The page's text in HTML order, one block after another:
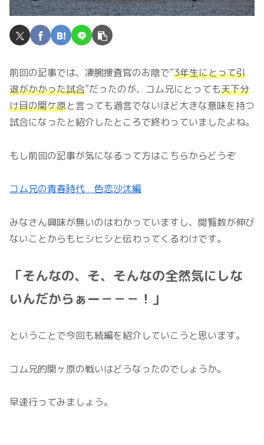
前回の記事では、凄腕捜査官のお陰で”3年生にとって引
退がかかった試合”だったのが、コム兄にとっても天下分
け目の関ケ原と言っても過言でないほど大きな意味を持つ
試合になったと紹介したところで終わっていましたよね。
もし前回の記事が気になるって方はこちらからどうぞ
コム兄の青春時代 色恋沙汰編
みなさん興味が無いのはわかっていますし、閲覧数が伸び
ないことからもヒシヒシと伝わってくるわけです。
「そんなの、そ、そんなの全然気にしな
いんだからぁー－－－！」
ということで今回も続編を紹介していこうと思います。
コム兄的関ヶ原の戦いはどうなったのでしょうか。
早速行ってみましょう。